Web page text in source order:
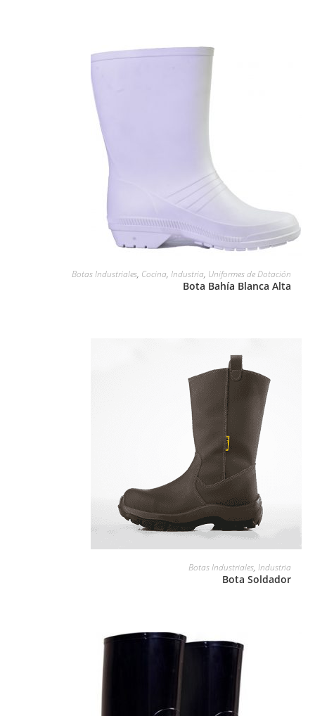
LEER MÁS
Botas Industriales, Cocina,Industria, Uniformes de Dotación
Bota Bahía Blanca Alta
Botas Industriales,Industria
Bota Soldador